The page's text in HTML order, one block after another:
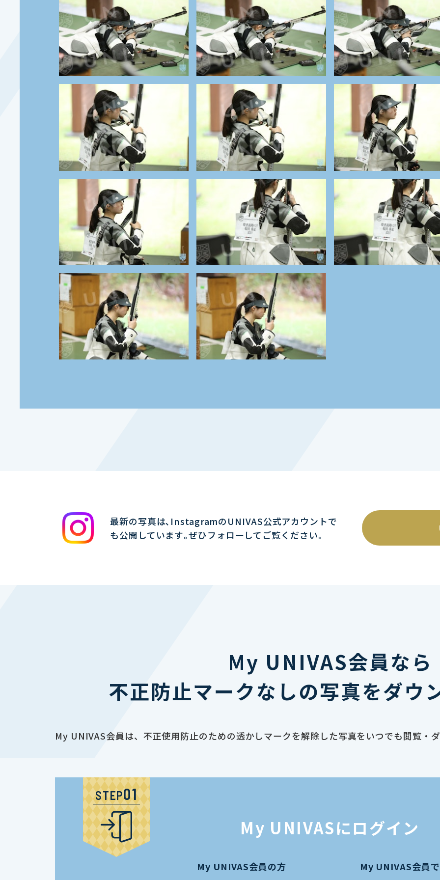
最新の写真は､InstagramのUNIVAS公式アカウントで
も公開しています｡ぜひフォローしてご覧ください｡
My UNIVAS会員なら
不正防止マークなしの写真をダウ
My UNIVAS会員は、不正使用防止のための透かしマークを解除した写真をいつでも閲覧・
STEP
My UNIVASにログイン
My UNIVAS会員の方 My UNIVAS会員